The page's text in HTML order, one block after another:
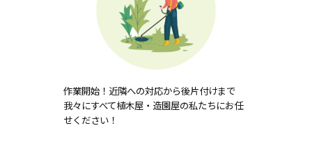
作業開始！近隣への対応から後片付けまで
我々にすべて植木屋・造園屋の私たちにお任
せください！